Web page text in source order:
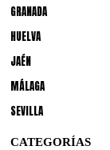
GRANADA
HUELVA
JAÉN
MÁLAGA
SEVILLA
CATEGORÍAS